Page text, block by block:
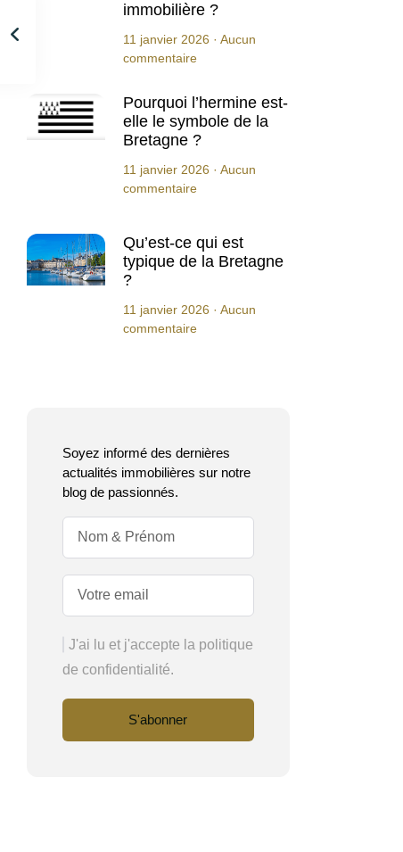
immobilière ?
11 janvier 2026
Aucun
commentaire
Pourquoi l’hermine est-
elle le symbole de la
Bretagne ?
11 janvier 2026
Aucun
commentaire
Qu’est-ce qui est
typique de la Bretagne
?
11 janvier 2026
Aucun
commentaire
Soyez informé des dernières
actualités immobilières sur notre
blog de passionnés.
J'ai lu et j'accepte la politique
de confidentialité.
S'abonner